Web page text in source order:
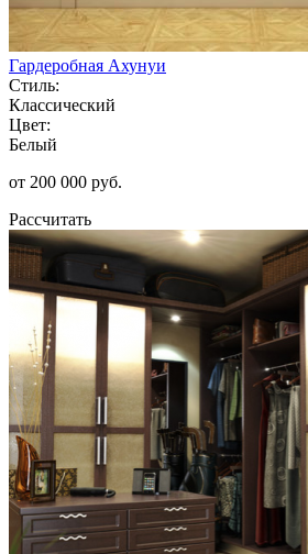
Гардеробная Ахунуи
Стиль:
Классический
Цвет:
Белый
от 200 000 руб.
Рассчитать